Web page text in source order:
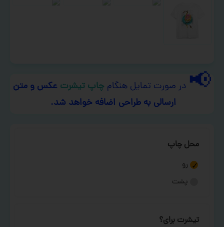
📢 در صورت تمایل هنگام چاپ تیشرت عکس و متن
ارسالی به طراحی اضافه خواهد شد.
محل چاپ
رو
پشت
تیشرت برای؟